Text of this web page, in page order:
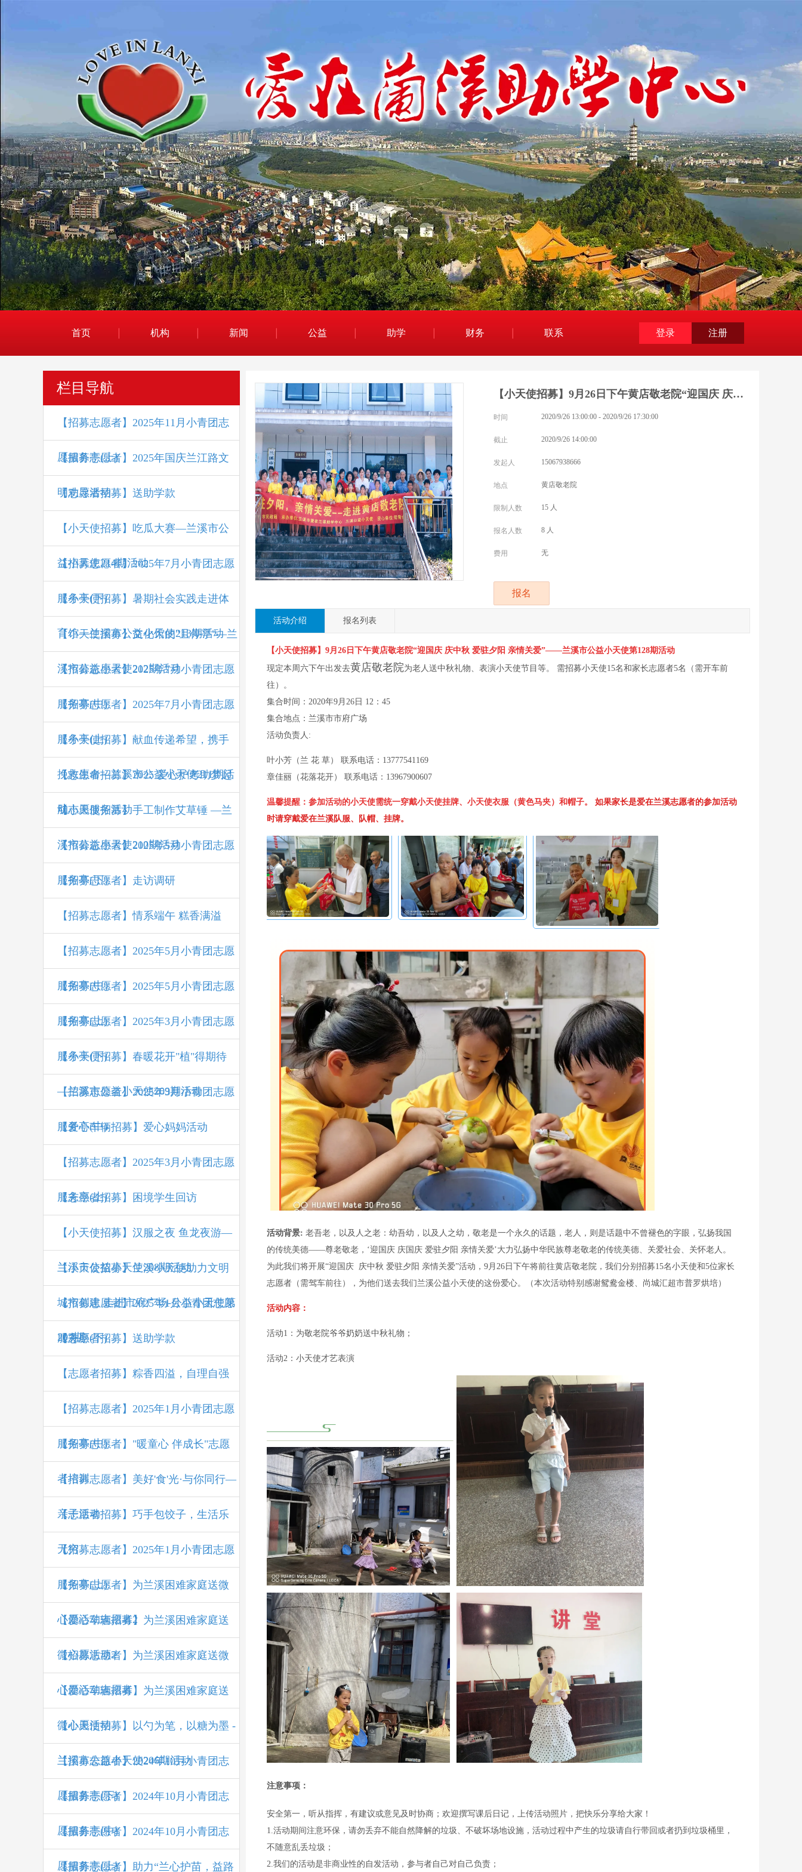
首页 机构 新闻 公益 助学 财务 联系 登录 注册
栏目导航
【招募志愿者】2025年11月小青团志
愿服务亭(上)
【招募志愿者】2025年国庆兰江路文
明劝导活动
【志愿者招募】送助学款
【小天使招募】吃瓜大赛—兰溪市公
益小天使214期活动
【招募志愿者】2025年7月小青团志愿
服务亭(下)
【小天使招募】暑期社会实践走进体
育馆—兰溪市公益小天使213期活动
【小天使招募】文化馆的"且停亭"—兰
溪市公益小天使212期活动
【招募志愿者】2025年7月小青团志愿
服务亭(中)
【招募志愿者】2025年7月小青团志愿
服务亭(上)
【小天使招募】献血传递希望，携手
挽救生命—兰溪市公益小天使211期活
动
【志愿者招募】2025 爱心护考助梦起
航志愿服务活动
【小天使招募】手工制作艾草锤 —兰
溪市公益小天使210期活动
【招募志愿者】2025年5月小青团志愿
服务亭(下）
【招募志愿者】走访调研
【招募志愿者】情系端午 糕香满溢
【招募志愿者】2025年5月小青团志愿
服务亭(中）
【招募志愿者】2025年5月小青团志愿
服务亭(上)
【招募志愿者】2025年3月小青团志愿
服务亭(下)
【小天使招募】春暖花开"植"得期待
—兰溪市公益小天使209期活动
【招募志愿者】2025年3月小青团志愿
服务亭(中)
【爱心车辆招募】爱心妈妈活动
【招募志愿者】2025年3月小青团志愿
服务亭(上)
【志愿者招募】困境学生回访
【小天使招募】汉服之夜 鱼龙夜游—
兰溪市公益小天使208期活动
【小天使招募】兰溪小天使助力文明
城市创建 走进市府广场-公益小天使第
207期
【招募志愿者】2025年1月小青团志愿
服务亭(下)
【志愿者招募】送助学款
【志愿者招募】粽香四溢，自理自强
【招募志愿者】2025年1月小青团志愿
服务亭(中)
【招募志愿者】"暖童心 伴成长"志愿
者培训
【招募志愿者】美好'食'光·与你同行—
亲子活动
【志愿者招募】巧手包饺子，生活乐
无穷
【招募志愿者】2025年1月小青团志愿
服务亭(上)
【招募志愿者】为兰溪困难家庭送微
心愿活动志愿者2
【爱心车辆招募】为兰溪困难家庭送
微心愿活动2
【招募志愿者】为兰溪困难家庭送微
心愿活动志愿者
【爱心车辆招募】为兰溪困难家庭送
微心愿活动
【小天使招募】以勺为笔，以糖为墨 -
兰溪市公益小天使206期活动
【招募志愿者】2024年10月小青团志
愿服务亭(下)
【招募志愿者】2024年10月小青团志
愿服务亭(中)
【招募志愿者】2024年10月小青团志
愿服务亭(上)
【招募志愿者】助力“兰心护苗，益路
【小天使招募】9月26日下午黄店敬老院“迎国庆 庆中秋 爱驻夕阳 亲情关爱“-兰溪市公益小天使第128期活动
时间 2020/9/26 13:00:00 - 2020/9/26 17:30:00
截止 2020/9/26 14:00:00
发起人 15067938666
地点 黄店敬老院
限制人数 15 人
报名人数 8 人
费用 无
报名
活动介绍 报名列表
【小天使招募】9月26日下午黄店敬老院“迎国庆 庆中秋 爱驻夕阳 亲情关爱”——兰溪市公益小天使第128期活动
现定本周六下午出发去黄店敬老院为老人送中秋礼物、表演小天使节目等。 需招募小天使15名和家长志愿者5名（需开车前
往）。
集合时间： 2020年9月 26日 12：45
集合地点：兰溪市市府广场
活动负责人:
叶小芳（兰 花 草） 联系电话：13777541169
章佳丽（花落花开） 联系电话：13967900607
温馨提醒：参加活动的小天使需统一穿戴小天使挂牌、小天使衣服（黄色马夹）和帽子。
如果家长是爱在兰溪志愿者的参加活动
时请穿戴爱在兰溪队服、队帽、挂牌。
活动背景: 老吾老，以及人之老：幼吾幼，以及人之幼，敬老是一个永久的话题，老人，则是话题中不曾褪色的字眼，弘扬我国
的传统美德——尊老敬老，‘迎国庆 庆国庆 爱驻夕阳 亲情关爱’大力弘扬中华民族尊老敬老的传统美德、关爱社会、关怀老人。
为此我们将开展“迎国庆 庆中秋 爱驻夕阳 亲情关爱”活动，9月26日下午将前往黄店敬老院，我们分别招募15名小天使和5位家长
志愿者（需驾车前往），为他们送去我们兰溪公益小天使的这份爱心。（本次活动特别感谢鸳鸯金楼、尚城汇超市普罗烘培）
活动内容：
活动1：为敬老院爷爷奶奶送中秋礼物；
活动2： 小天使才艺表演
注意事项：
安全第一，听从指挥，有建议或意见及时协商；欢迎撰写课后日记，上传活动照片，把快乐分享给大家！
1.活动期间注意环保，请勿丢弃不能自然降解的垃圾、不破坏场地设施，活动过程中产生的垃圾请自行带回或者扔到垃圾桶里，
不随意乱丢垃圾；
2.我们的活动是非商业性的自发活动，参与者自己对自己负责；